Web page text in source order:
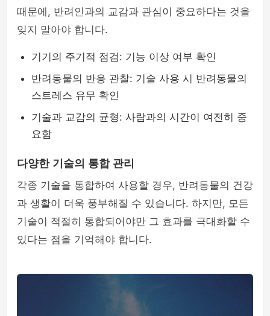
때문에, 반려인과의 교감과 관심이 중요하다는 것을
잊지 말아야 합니다.
기기의 주기적 점검: 기능 이상 여부 확인
반려동물의 반응 관찰: 기술 사용 시 반려동물의
스트레스 유무 확인
기술과 교감의 균형: 사람과의 시간이 여전히 중
요함
다양한 기술의 통합 관리
각종 기술을 통합하여 사용할 경우, 반려동물의 건강
과 생활이 더욱 풍부해질 수 있습니다. 하지만, 모든
기술이 적절히 통합되어야만 그 효과를 극대화할 수
있다는 점을 기억해야 합니다.